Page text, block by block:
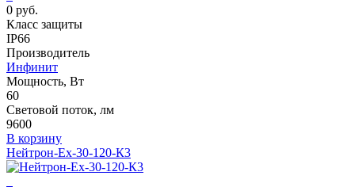
0 руб.
Класс защиты
IP66
Производитель
Инфинит
Мощность, Вт
60
Световой поток, лм
9600
В корзину
Нейтрон-Ех-30-120-К3